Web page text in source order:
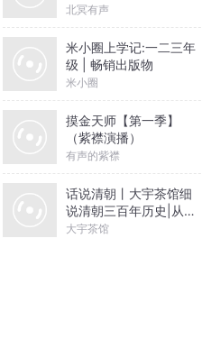
北冥有声
米小圈上学记:一二三年
级 | 畅销出版物
米小圈
摸金天师【第一季】
（紫襟演播）
有声的紫襟
话说清朝丨大宇茶馆细
说清朝三百年历史|从努
尔哈赤到末代皇帝溥仪|
大宇茶馆